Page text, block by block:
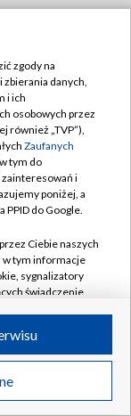
zgody na
danych,
i ich
osobowych przez
również „TVP”),
Zaufanych
tym do
i
poniżej, a
PPID do Google.
Ciebie naszych
w tym informacje
sygnalizatory
świadczenie
Ciebie
identyfikatory